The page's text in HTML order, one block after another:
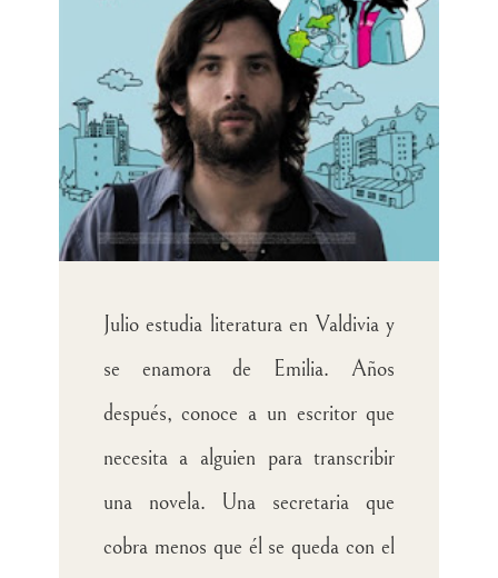
Julio estudia literatura en Valdivia y
se enamora de Emilia. Años
después, conoce a un escritor que
necesita a alguien para transcribir
una novela. Una secretaria que
cobra menos que él se queda con el